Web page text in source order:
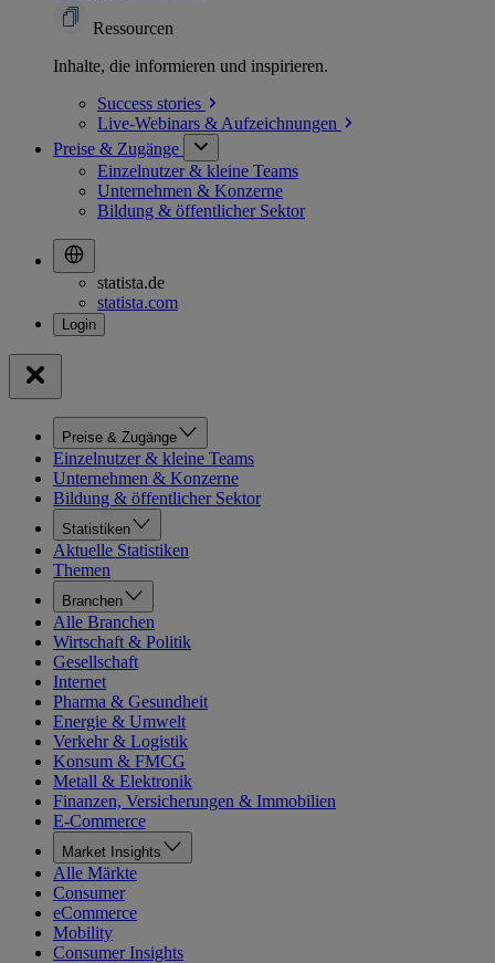
Ressourcen
Inhalte, die informieren und inspirieren.
Success stories
Live-Webinars & Aufzeichnungen
Preise & Zugänge
Einzelnutzer & kleine Teams
Unternehmen & Konzerne
Bildung & öffentlicher Sektor
statista.de
statista.com
Preise & Zugänge
Einzelnutzer & kleine Teams
Unternehmen & Konzerne
Bildung & öffentlicher Sektor
Statistiken
Aktuelle Statistiken
Themen
Branchen
Alle Branchen
Wirtschaft & Politik
Gesellschaft
Internet
Pharma & Gesundheit
Energie & Umwelt
Verkehr & Logistik
Konsum & FMCG
Metall & Elektronik
Finanzen, Versicherungen & Immobilien
E-Commerce
Market Insights
Alle Märkte
Consumer
eCommerce
Mobility
Consumer Insights